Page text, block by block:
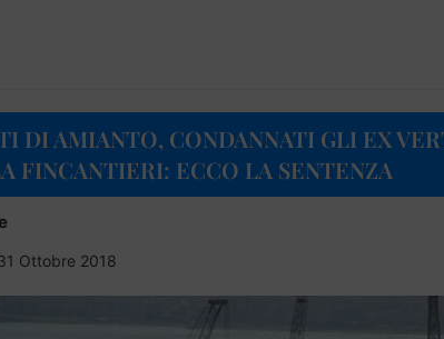
DI AMIANTO, CONDANNATI GLI EX
FINCANTIERI: ECCO LA SENTENZA
Ottobre 2018